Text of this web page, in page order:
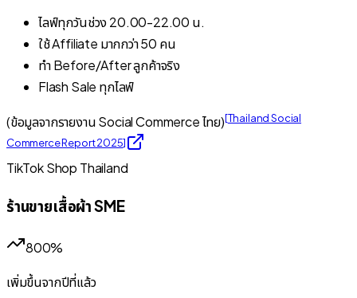
ไลฟ์ทุกวันช่วง 20.00-22.00 น.
ใช้ Affiliate มากกว่า 50 คน
ทำ Before/After ลูกค้าจริง
Flash Sale ทุกไลฟ์
(ข้อมูลจากรายงาน Social Commerce ไทย)[Thailand Social
Commerce Report 2025]
TikTok Shop Thailand
ร้านขายเสื้อผ้า SME
800%
เพิ่มขึ้นจากปีที่แล้ว